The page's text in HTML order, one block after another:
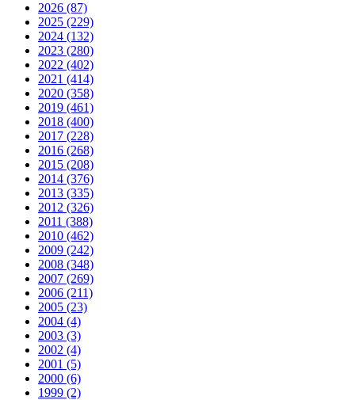
2026 (87)
2025 (229)
2024 (132)
2023 (280)
2022 (402)
2021 (414)
2020 (358)
2019 (461)
2018 (400)
2017 (228)
2016 (268)
2015 (208)
2014 (376)
2013 (335)
2012 (326)
2011 (388)
2010 (462)
2009 (242)
2008 (348)
2007 (269)
2006 (211)
2005 (23)
2004 (4)
2003 (3)
2002 (4)
2001 (5)
2000 (6)
1999 (2)